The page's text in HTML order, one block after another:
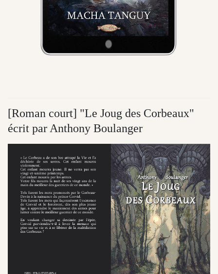
[Roman court] "Le Joug des Corbeaux"
écrit par Anthony Boulanger